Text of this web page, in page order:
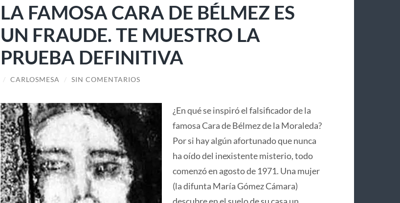
LA FAMOSA CARA DE BÉLMEZ ES
UN FRAUDE. TE MUESTRO LA
PRUEBA DEFINITIVA
/ CARLOSMESA / SIN COMENTARIOS
¿En qué se inspiró el falsificador de la
famosa Cara de Bélmez de la Moraleda?
Por si hay algún afortunado que nunca
ha oído del inexistente misterio, todo
comenzó en agosto de 1971. Una mujer
(la difunta María Gómez Cámara)